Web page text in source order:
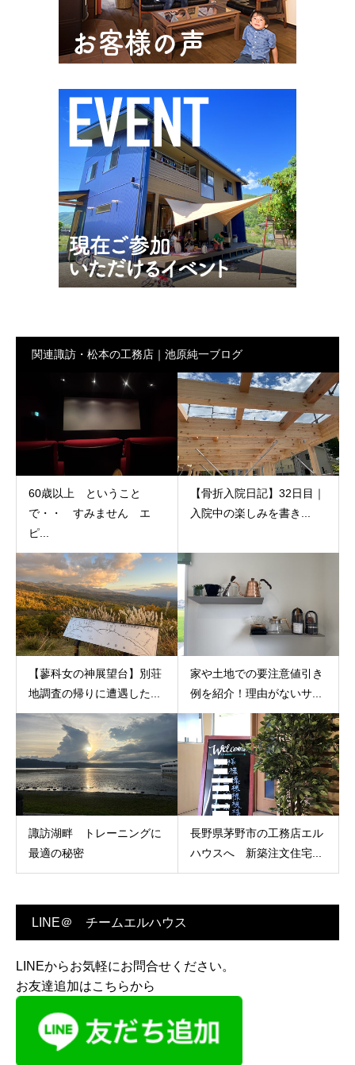
関連諏訪・松本の工務店｜池原純一ブログ
60歳以上 ということ
で・・ すみません エ
ピ...
【骨折入院日記】32日目｜
入院中の楽しみを書き...
【蓼科女の神展望台】別荘
地調査の帰りに遭遇した...
家や土地での要注意値引き
例を紹介！理由がないサ...
諏訪湖畔 トレーニングに
最適の秘密
長野県茅野市の工務店エル
ハウスへ 新築注文住宅...
LINE＠ チームエルハウス
LINEからお気軽にお問合せください。
お友達追加はこちらから